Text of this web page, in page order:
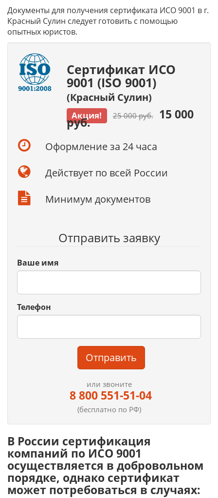
Документы для получения сертификата ИСО 9001 в г.
Красный Сулин следует готовить с помощью
опытных юристов.
Сертификат ИСО
9001 (ISO 9001)
(Красный Сулин)
Акция! 25 000 руб.15 000
руб.
Оформление за 24 часа
Действует по всей России
Минимум документов
Отправить заявку
Ваше имя
Телефон
Отправить
или звоните
8 800 551-51-04
(бесплатно по РФ)
В России сертификация
компаний по ИСО 9001
осуществляется в добровольном
порядке, однако сертификат
может потребоваться в случаях: